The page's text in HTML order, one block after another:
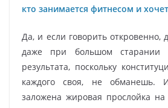
кто занимается фитнесом и
Да, и если говорить откровенно,
даже при большом старании
результата, поскольку
каждого своя, не обманешь.
заложена жировая прослойка